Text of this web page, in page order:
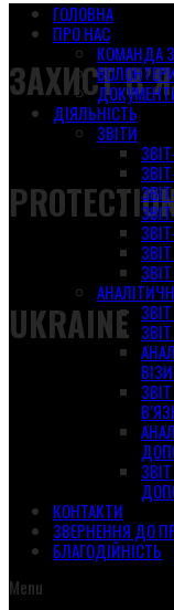
ЗАХИСТ
UKRAINE
ГОЛОВНА
ПРО НАС
КОМАНДА
ДІЯЛЬНІСТЬ
ЗВІТИ
КОНТАКТИ
ЗВЕРНЕННЯ ДО
БЛАГОДІЙНІСТЬ
Menu